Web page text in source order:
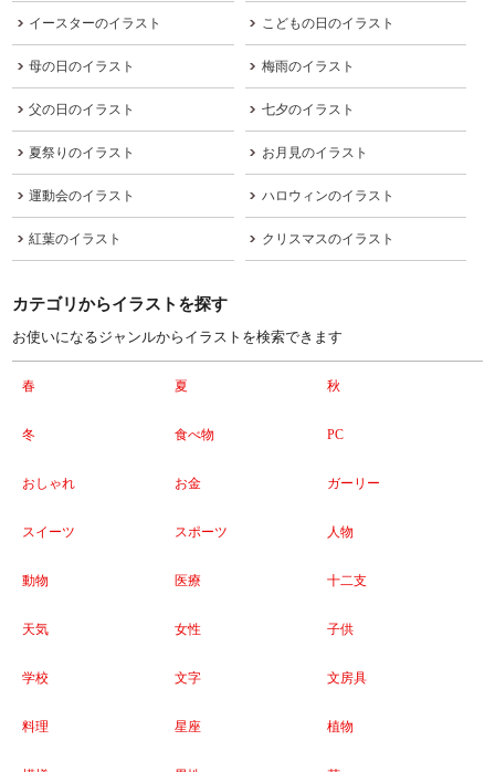
イースターのイラスト こどもの日のイラスト
母の日のイラスト 梅雨のイラスト
父の日のイラスト 七夕のイラスト
夏祭りのイラスト お月見のイラスト
運動会のイラスト ハロウィンのイラスト
紅葉のイラスト クリスマスのイラスト
カテゴリからイラストを探す
お使いになるジャンルからイラストを検索できます
春 夏 秋
冬 食べ物 PC
おしゃれ お金 ガーリー
スイーツ スポーツ 人物
動物 医療 十二支
天気 女性 子供
学校 文字 文房具
料理 星座 植物